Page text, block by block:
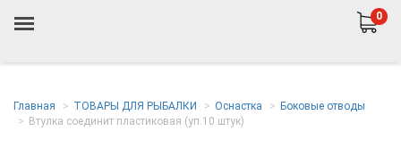
0
Главная ТОВАРЫ ДЛЯ РЫБАЛКИ Оснастка
Боковые отводы
Втулка соединит пластиковая (уп.10 штук)